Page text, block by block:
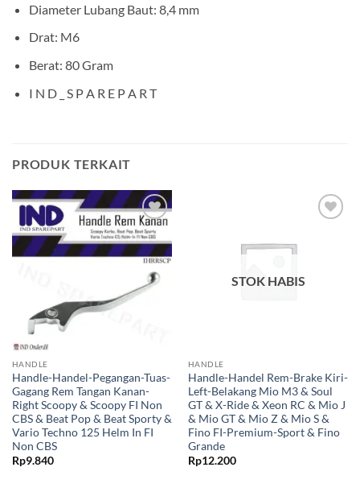
Diameter Lubang Baut: 8,4 mm
Drat: M6
Berat: 80 Gram
I N D _ S P A R E P A R T
PRODUK TERKAIT
Tambahkan
ke Wishlist
HANDLE
Handle-Handel-Pegangan-Tuas-
Gagang Rem Tangan Kanan-
Right Scoopy & Scoopy FI Non
CBS & Beat Pop & Beat Sporty &
Vario Techno 125 Helm In FI
Non CBS
Rp9.840
ke Wishlist
STOK HABIS
HANDLE
Handle-Handel Rem-Brake Kiri-
Left-Belakang Mio M3 & Soul
GT & X-Ride & Xeon RC & Mio J
& Mio GT & Mio Z & Mio S &
Fino FI-Premium-Sport & Fino
Grande
Rp12.200